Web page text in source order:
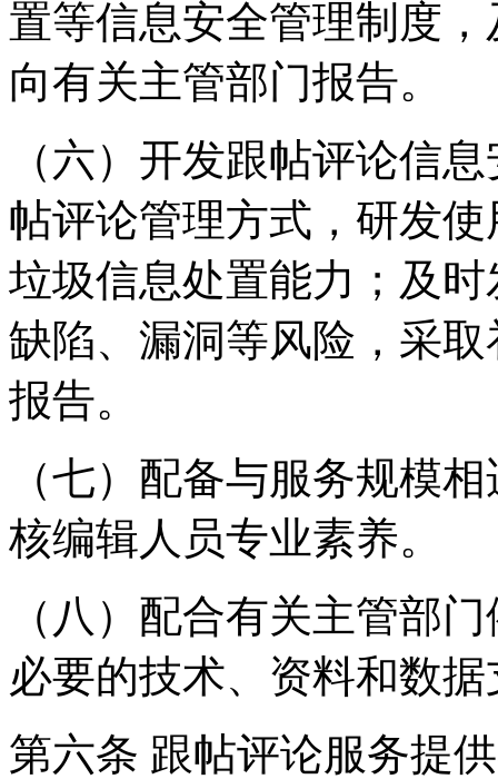
置等信息安全管理制度
向有关主管部门报告。
（六）开发跟帖评论信
帖评论管理方式，研发
垃圾信息处置能力；及
缺陷、漏洞等风险，采
报告。
（七）配备与服务规模
核编辑人员专业素养。
（八）配合有关主管部
必要的技术、资料和数
第六条 跟帖评论服务提